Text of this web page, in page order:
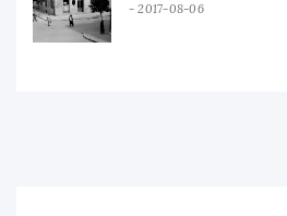
2017-08-06